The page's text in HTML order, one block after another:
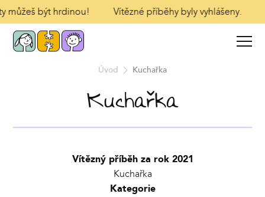
můžeš být hrdinou! Vítězné příběhy byly vyhlášeny.
Úvod Kuchařka
Kuchařka
Vítězný příběh za rok 2021
Kuchařka
Kategorie